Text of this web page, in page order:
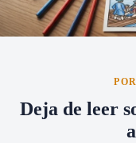
Deja de leer